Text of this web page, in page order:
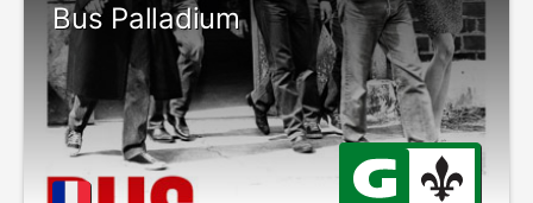
Bus Palladium